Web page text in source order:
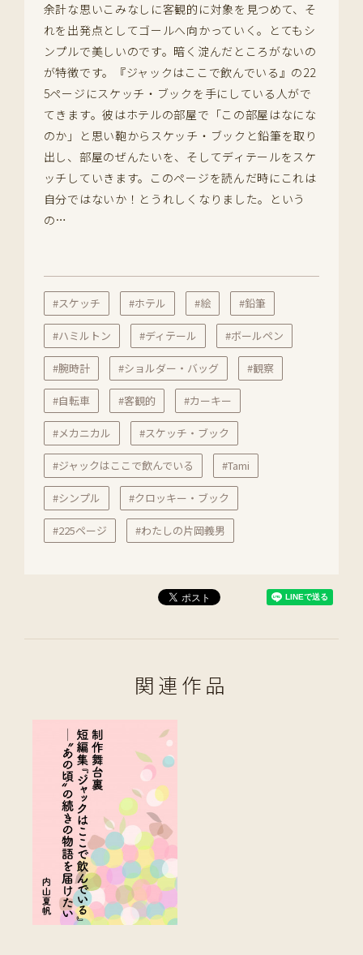
余計な思いこみなしに客観的に対象を見つめて、そ
れを出発点としてゴールへ向かっていく。とてもシ
ンプルで美しいのです。暗く淀んだところがないの
が特徴です。『ジャックはここで飲んでいる』の22
5ページにスケッチ・ブックを手にしている人がで
てきます。彼はホテルの部屋で「この部屋はなにな
のか」と思い鞄からスケッチ・ブックと鉛筆を取り
出し、部屋のぜんたいを、そしてディテールをスケ
ッチしていきます。このページを読んだ時にこれは
自分ではないか！とうれしくなりました。という
の…
#スケッチ #ホテル #絵 #鉛筆
#ハミルトン #ディテール #ボールペン
#腕時計 #ショルダー・バッグ #観察
#自転車 #客観的 #カーキー
#メカニカル #スケッチ・ブック
#ジャックはここで飲んでいる #Tami
#シンプル #クロッキー・ブック
#225ページ #わたしの片岡義男
関連作品